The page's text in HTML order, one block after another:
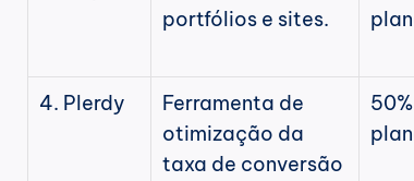
portfólios e sites.
4. Plerdy
Ferramenta de
otimização da
taxa de conversão